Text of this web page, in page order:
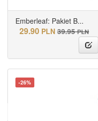
Emberleaf: Pakiet B...
29.90 PLN 39.95 PLN
-26%